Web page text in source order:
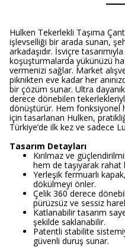
Hulken Tekerlekli Taşıma
işlevselliği bir arada sunan,
arkadaşıdır. İsviçre
koşuşturmalarda yükünüzü
vermenizi sağlar. Market
piknikten eve kadar her
bir çözüm sunar. Ultra
derece dönebilen
dönüştürür. Hem fonksiyonel
için tasarlanan Hulken,
Türkiye’de ilk kez ve sadece
Tasarım Detayları
Kırılmaz ve
hem de taşıyarak rahat
Yerleşik fermuarlı
dökülmeyi önler.
Çelik 360 derece
pürüzsüz ve sessiz
Katlanabilir tasarım
şekilde saklanabilir.
Patentli stabilite
güvenli duruş sunar.